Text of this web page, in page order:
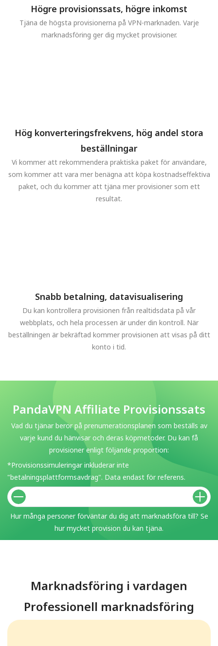
Högre provisionssats, högre inkomst
Tjäna de högsta provisionerna på VPN-marknaden. Varje
marknadsföring ger dig mycket provisioner.
Hög konverteringsfrekvens, hög andel stora
beställningar
Vi kommer att rekommendera praktiska paket för användare,
som kommer att vara mer benägna att köpa kostnadseffektiva
paket, och du kommer att tjäna mer provisioner som ett
resultat.
Snabb betalning, datavisualisering
Du kan kontrollera provisionen från realtidsdata på vår
webbplats, och hela processen är under din kontroll. När
beställningen är bekräftad kommer provisionen att visas på ditt
konto i tid.
PandaVPN Affiliate Provisionssats
Vad du tjänar beror på prenumerationsplanen som beställs av
varje kund du hänvisar och deras köpmetoder. Du kan få
provisioner enligt följande proportion:
*Provisionssimuleringar inkluderar inte
"betalningsplattformsavdrag". Data endast för referens.
Hur många personer förväntar du dig att marknadsföra till? Se
hur mycket provision du kan tjäna.
Marknadsföring i vardagen
Professionell marknadsföring